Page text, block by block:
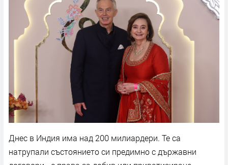
Днес в Индия има над 200 милиардери. Те са
натрупали състоянието си предимно с държавни